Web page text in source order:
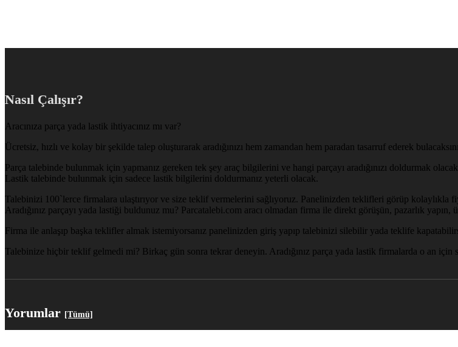
Nasıl Çalışır?
Aracınıza parça yada lastik ihtiyacınız mı var?
Ücretsiz, hızlı ve kolay bir şekilde talep oluşturarak aradığınızı hem zamandan hem paradan tasarruf ederek
Parça talebinde bulunmak için yapmanız gereken tek şey araç bilgilerini ve hangi parçayı aradığınızı doldurmak
Lastik talebinde bulunmak için sadece lastik bilgilerini doldurmanız yeterli olacak.
Talebinizi 100`lerce firmalara ulaştırıyor ve size teklif vermelerini sağlıyoruz. Panelinizden teklifleri görüp kolaylıkla
Aradığınız parçayı yada lastiği buldunuz mu? Parcatalebi.com aracı olmadan firma ile direkt görüşün, pazarlık yapın,
Firma ile anlaşıp başka teklifler almak istemiyorsanız panelinizden giriş yapıp talebinizi silebilir yada teklife
Talebinize hiçbir teklif gelmedi mi? Birkaç gün sonra tekrar deneyin. Aradığınız parça yada lastik firmalarda o an için
Yorumlar [Tümü]